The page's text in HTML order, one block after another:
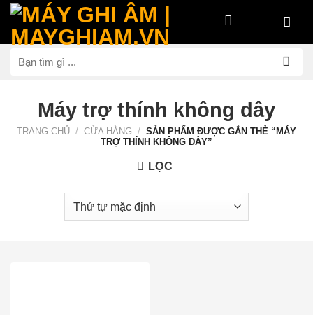
Bỏ
nội
dung
Máy trợ thính không dây
TRANG CHỦ / CỬA HÀNG / SẢN PHẨM ĐƯỢC GẮN THẺ “MÁY
TRỢ THÍNH KHÔNG DÂY”
LỌC